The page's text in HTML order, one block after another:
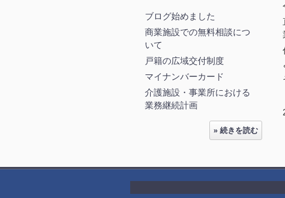
ブログ始めました
商業施設での無料相談につ
いて
戸籍の広域交付制度
マイナンバーカード
介護施設・事業所における
業務継続計画
» 続きを読む